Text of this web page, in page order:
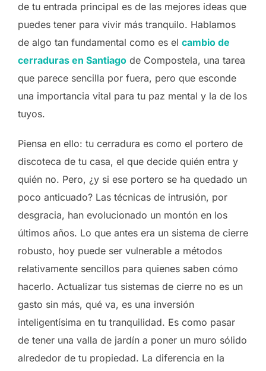
de tu entrada principal es de las mejores ideas que
puedes tener para vivir más tranquilo. Hablamos
de algo tan fundamental como es el cambio de
cerraduras en Santiago de Compostela, una tarea
que parece sencilla por fuera, pero que esconde
una importancia vital para tu paz mental y la de los
tuyos.
Piensa en ello: tu cerradura es como el portero de
discoteca de tu casa, el que decide quién entra y
quién no. Pero, ¿y si ese portero se ha quedado un
poco anticuado? Las técnicas de intrusión, por
desgracia, han evolucionado un montón en los
últimos años. Lo que antes era un sistema de cierre
robusto, hoy puede ser vulnerable a métodos
relativamente sencillos para quienes saben cómo
hacerlo. Actualizar tus sistemas de cierre no es un
gasto sin más, qué va, es una inversión
inteligentísima en tu tranquilidad. Es como pasar
de tener una valla de jardín a poner un muro sólido
alrededor de tu propiedad. La diferencia en la